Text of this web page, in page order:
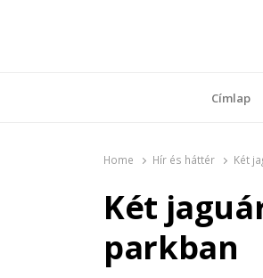
Címlap
Home Hír és háttér Két
Két
parkban